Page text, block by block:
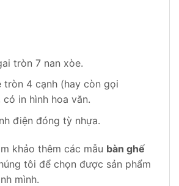
tròn 7 nan xòe.
tròn 4 cạnh (hay còn gọi
có in hình hoa văn.
điện đóng tỳ nhựa.
khảo thêm các mẫu bàn ghế
tôi để chọn được sản phẩm
mình.